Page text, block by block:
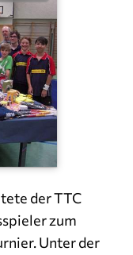
2003
der TTC
zum
Unter der